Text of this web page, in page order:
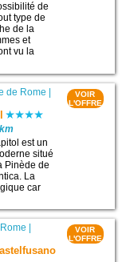
de
type de
de la
et
vu la
de Rome |
est un
situé
Pinède de
La
car
VOIR
L'OFFRE
|
VOIR
L'OFFRE